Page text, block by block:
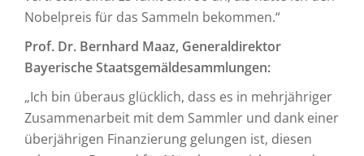
Nobelpreis für das Sammeln bekommen.“
Prof. Dr. Bernhard Maaz, Generaldirektor
Bayerische Staatsgemäldesammlungen:
„Ich bin überaus glücklich, dass es in mehrjähriger
Zusammenarbeit mit dem Sammler und dank einer
überjährigen Finanzierung gelungen ist, diesen